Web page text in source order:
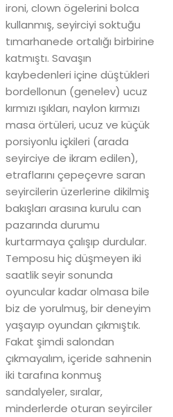
ironi, clown ögelerini bolca
kullanmış, seyirciyi soktuğu
tımarhanede ortalığı birbirine
katmıştı. Savaşın
kaybedenleri içine düştükleri
bordellonun (genelev) ucuz
kırmızı ışıkları, naylon kırmızı
masa örtüleri, ucuz ve küçük
porsiyonlu içkileri (arada
seyirciye de ikram edilen),
etraflarını çepeçevre saran
seyircilerin üzerlerine dikilmiş
bakışları arasına kurulu can
pazarında durumu
kurtarmaya çalışıp durdular.
Temposu hiç düşmeyen iki
saatlik seyir sonunda
oyuncular kadar olmasa bile
biz de yorulmuş, bir deneyim
yaşayıp oyundan çıkmıştık.
Fakat şimdi salondan
çıkmayalım, içeride sahnenin
iki tarafına konmuş
sandalyeler, sıralar,
minderlerde oturan seyirciler